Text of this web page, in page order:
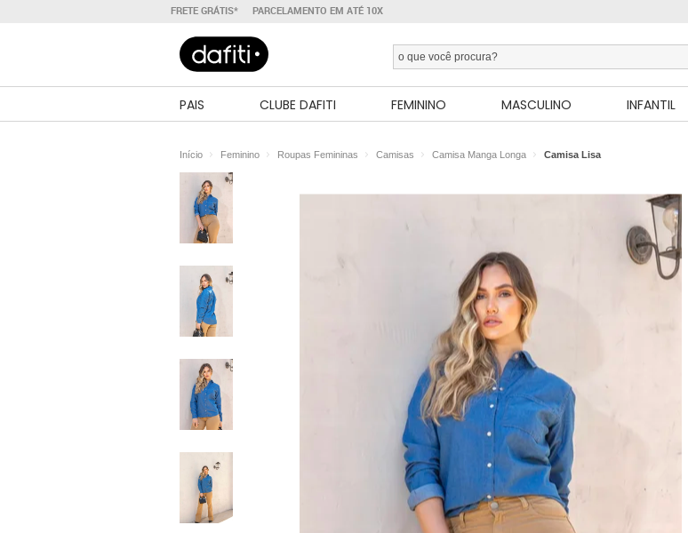
FRETE GRÁTIS* PARCELAMENTO EM ATÉ 10X
PAIS CLUBE DAFITI FEMININO MASCULINO INFANTIL
Início Feminino Roupas Femininas Camisas Camisa Manga Longa Camisa Lisa